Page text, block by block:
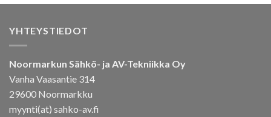
YHTEYSTIEDOT
Noormarkun Sähkö- ja AV-Tekniikka Oy
Vanha Vaasantie 314
29600 Noormarkku
myynti(at) sahko-av.fi